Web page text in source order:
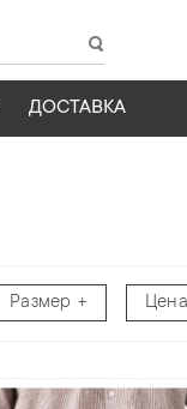
ДОСТАВКА
Размер Цена